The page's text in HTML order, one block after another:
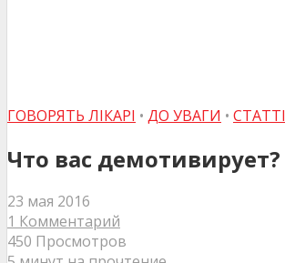
ГОВОРЯТЬ ЛІКАРІ • ДО УВАГИ • СТАТТІ
Что вас демотивирует?
23 мая 2016
1 Комментарий
450 Просмотров